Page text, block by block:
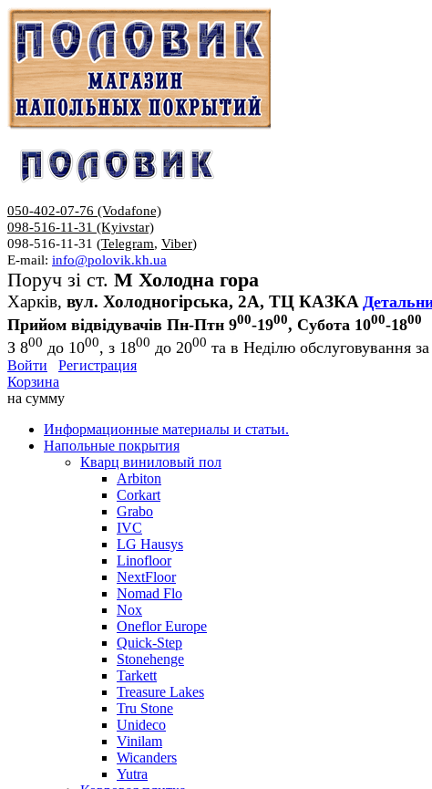
050-402-07-76 (Vodafone)
098-516-11-31 (Kyivstar)
098-516-11-31 (Telegram, Viber)
E-mail: info@polovik.kh.ua
Поруч зі ст. М Холодна гора
Харків, вул. Холодногірська, 2А, ТЦ КАЗКА
Прийом відвідувачів Пн-Птн 900-1900, Субота 1000-1800
З 800 до 1000, з 1800 до 2000 та в Неділю обслуговування
Войти
Регистрация
Корзина
на сумму
Информационные материалы и статьи.
Напольные покрытия
Кварц виниловый пол
Arbiton
Corkart
Grabo
IVC
LG Hausys
Linofloor
NextFloor
Nomad Flo
Nox
Oneflor Europe
Quick-Step
Stonehenge
Tarkett
Treasure Lakes
Tru Stone
Unideco
Vinilam
Wicanders
Yutra